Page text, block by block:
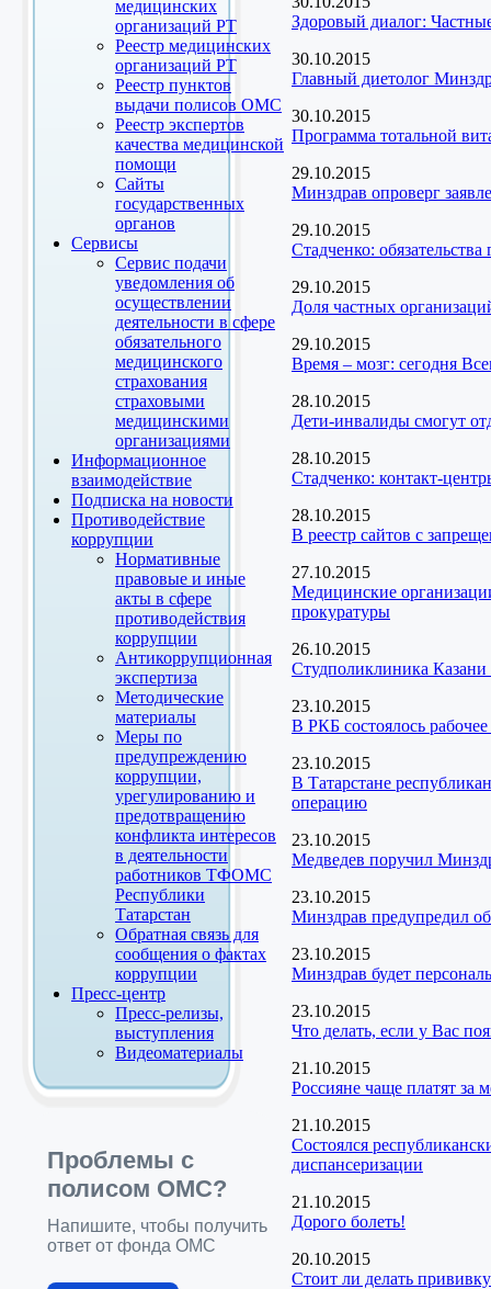
медицинских
организаций РТ
Реестр медицинских
организаций РТ
Реестр пунктов
выдачи полисов ОМС
Реестр экспертов
качества медицинской
помощи
Сайты
государственных
органов
Сервисы
Сервис подачи
уведомления об
осуществлении
деятельности в сфере
обязательного
медицинского
страхования
страховыми
медицинскими
организациями
Информационное
взаимодействие
Подписка на новости
Противодействие
коррупции
Нормативные
правовые и иные
акты в сфере
противодействия
коррупции
Антикоррупционная
экспертиза
Методические
материалы
Меры по
предупреждению
коррупции,
урегулированию и
предотвращению
конфликта интересов
в деятельности
работников ТФОМС
Республики
Татарстан
Обратная связь для
сообщения о фактах
коррупции
Пресс-центр
Пресс-релизы,
выступления
Видеоматериалы
Проблемы с
полисом ОМС?
Напишите, чтобы получить
ответ от фонда ОМС
Здоровый диалог:
30.10.2015
Главный диетолог
30.10.2015
Программа тотальной
29.10.2015
Минздрав опроверг
29.10.2015
Стадченко:
29.10.2015
Доля частных
29.10.2015
Время – мозг: сегодня
28.10.2015
Дети-инвалиды смогут
28.10.2015
Стадченко: контакт-
28.10.2015
В реестр сайтов с
27.10.2015
Медицинские
прокуратуры
26.10.2015
Студполиклиника Казани
23.10.2015
В РКБ состоялось
23.10.2015
В Татарстане
операцию
23.10.2015
Медведев поручил
23.10.2015
Минздрав предупредил
23.10.2015
Минздрав будет
23.10.2015
Что делать, если у Вас
21.10.2015
Россияне чаще платят за
21.10.2015
Состоялся
диспансеризации
21.10.2015
Дорого болеть!
20.10.2015
Стоит ли делать